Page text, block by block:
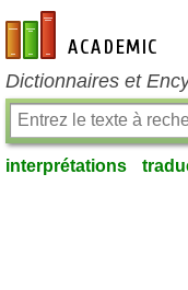
fr-academic.com
Dictionnaires et
interprétations